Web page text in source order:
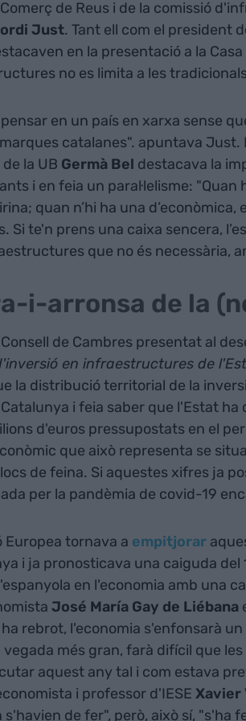
de Reus i de la comissió
Just. Tant ell com el president
en la presentació a la
no es limita a les
en un país en xarxa sense
catalanes". apuntava Just.
la UB Germà Bel destacava la
i en feia un paral·lelisme:
quan n’hi ha una
Si te'n prens una caixa sencera,
que no és necessària,
i-arronsa de la
de Cambres presentat al
en infraestructures de
la distribució territorial de la
i feia saber que l'Estat
d'euros pressupostats en el
que això representa se
de feina. Si aquestes xifres ja
per la pandèmia de covid-19
Europea tornava a empitjorar
i ja pronosticava una caiguda del
en l'economia amb una
José María Gay de Liébana
rebrot, l'economia s'enfonsarà
més gran, farà difícil que
aquest any tal i com estava
i professor d'IESE Xavier
de fer", però, això sí, "s'ha